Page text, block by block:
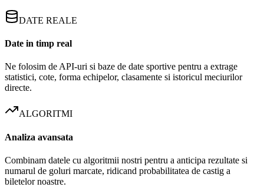
DATE REALE
Date in timp real
Ne folosim de API-uri si baze de date sportive pentru a extrage
statistici, cote, forma echipelor, clasamente si istoricul meciurilor
directe.
ALGORITMI
Analiza avansata
Combinam datele cu algoritmii nostri pentru a anticipa rezultate si
numarul de goluri marcate, ridicand probabilitatea de castig a
biletelor noastre.